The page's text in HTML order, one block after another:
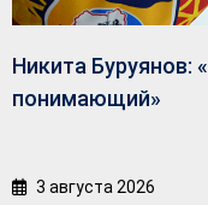
Никита Буруянов:
понимающий»
3 августа 2026